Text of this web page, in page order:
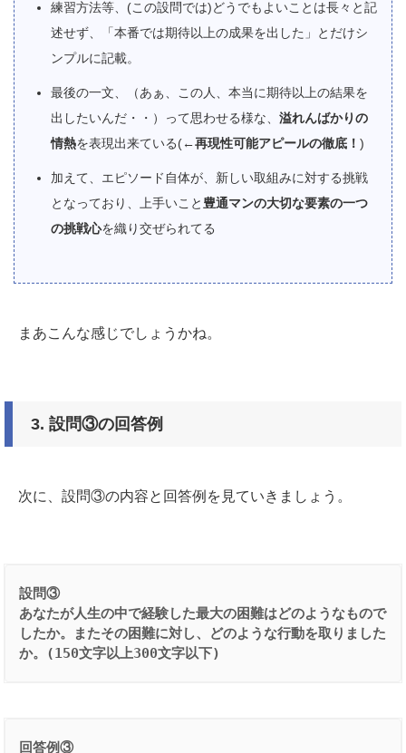
練習方法等、(この設問では)どうでもよいことは長々と記
述せず、「本番では期待以上の成果を出した」とだけシ
ンプルに記載。
最後の一文、（あぁ、この人、本当に期待以上の結果を
出したいんだ・・）って思わせる様な、 溢れんばかりの
情熱を表現出来ている(←再現性可能アピールの徹底！ )
加えて、エピソード自体が、新しい取組みに対する挑戦
となっており、上手いこと 豊通マンの大切な要素の一つ
の挑戦心を織り交ぜられてる
まあこんな感じでしょうかね。
3. 設問③の回答例
次に、設問③の内容と回答例を見ていきましょう。
設問③
あなたが人生の中で経験した最大の困難はどのようなもので
したか。またその困難に対し、どのような行動を取りました
か。(150文字以上300文字以下)
回答例③